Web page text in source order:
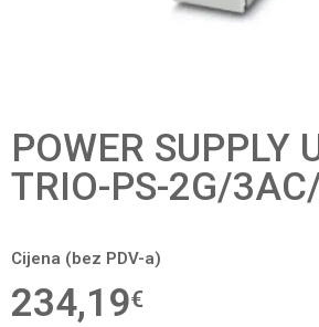
POWER SUPPLY
TRIO-PS-2G/
Cijena (bez PDV-a)
234,19€